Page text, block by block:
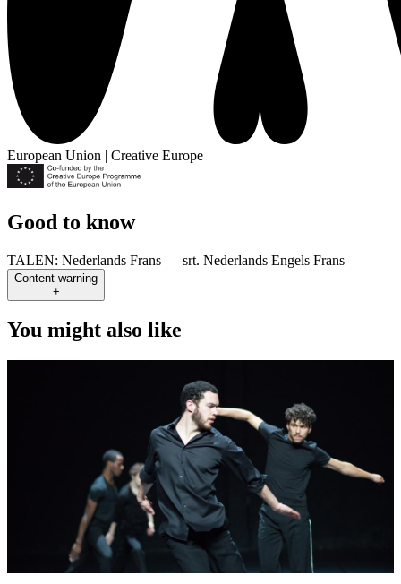
European Union | Creative Europe
Good to know
TALEN: Nederlands Frans — srt. Nederlands Engels Frans
Content warning
+
You might also like